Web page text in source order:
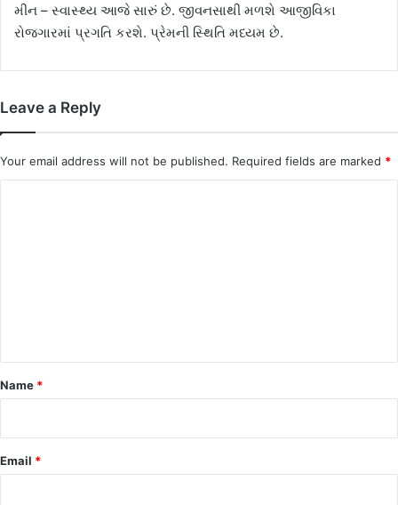
મીન – સ્વાસ્થ્ય આજે સારું છે. જીવનસાથી મળશે આજીવિકા
રોજગારમાં પ્રગતિ કરશે. પ્રેમની સ્થિતિ મધ્યમ છે.
Leave a Reply
Your email address will not be published. Required fields are marked *
*
Name *
Email *